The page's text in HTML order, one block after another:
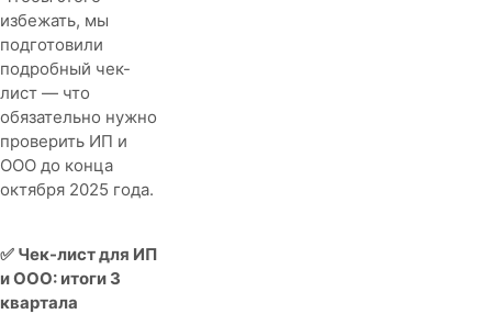
избежать, мы
подготовили
подробный чек-
лист — что
обязательно нужно
проверить ИП и
ООО до конца
октября 2025 года.
✅ Чек-лист для ИП
и ООО: итоги 3
квартала